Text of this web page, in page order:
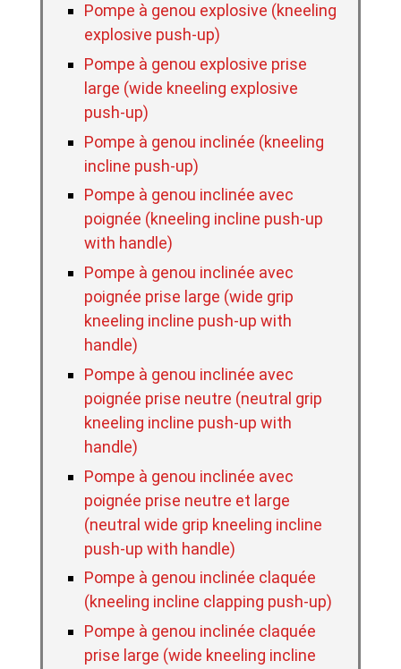
Pompe à genou explosive (kneeling
explosive push-up)
Pompe à genou explosive prise
large (wide kneeling explosive
push-up)
Pompe à genou inclinée (kneeling
incline push-up)
Pompe à genou inclinée avec
poignée (kneeling incline push-up
with handle)
Pompe à genou inclinée avec
poignée prise large (wide grip
kneeling incline push-up with
handle)
Pompe à genou inclinée avec
poignée prise neutre (neutral grip
kneeling incline push-up with
handle)
Pompe à genou inclinée avec
poignée prise neutre et large
(neutral wide grip kneeling incline
push-up with handle)
Pompe à genou inclinée claquée
(kneeling incline clapping push-up)
Pompe à genou inclinée claquée
prise large (wide kneeling incline